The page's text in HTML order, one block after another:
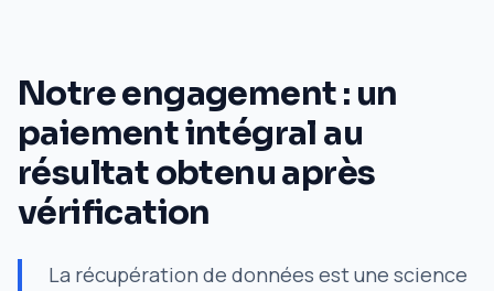
Notre engagement : un
paiement intégral au
résultat obtenu après
vérification
La récupération de données est une science